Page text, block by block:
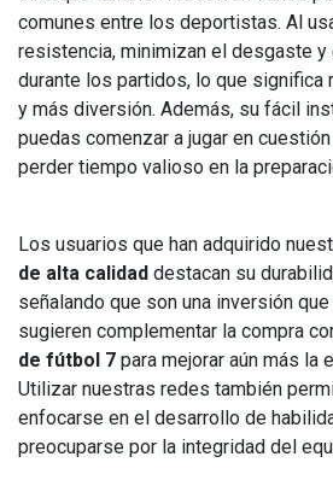
comunes entre los deportistas. Al
resistencia, minimizan el desgaste
durante los partidos, lo que significa
y más diversión. Además, su fácil
puedas comenzar a jugar en
perder tiempo valioso en la
Los usuarios que han adquirido
de alta calidad destacan su
señalando que son una inversión
sugieren complementar la compra
de fútbol 7 para mejorar aún más la
Utilizar nuestras redes también
enfocarse en el desarrollo de
preocuparse por la integridad del